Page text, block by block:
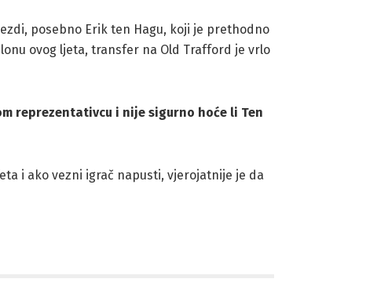
posebno Erik ten Hagu, koji je prethodno
ovog ljeta, transfer na Old Trafford je vrlo
reprezentativcu i nije sigurno hoće li Ten
i ako vezni igrač napusti, vjerojatnije je da